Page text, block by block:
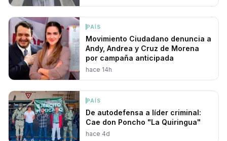
PAÍS
Movimiento Ciudadano denuncia a
Andy, Andrea y Cruz de Morena
por campaña anticipada
hace 14h
PAÍS
De autodefensa a líder criminal:
Cae don Poncho "La Quiringua"
hace 4d